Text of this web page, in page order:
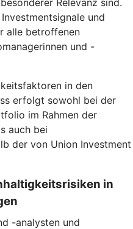
Relevanz sind.
und
alle betroffenen
und -
in den
erfolgt sowohl bei der
im Rahmen der
auch bei
der von Union Investment
in
-analysten und